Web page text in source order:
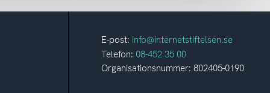
E-post: info@internetstiftelsen.se
Telefon: 08-452 35 00
Organisationsnummer: 802405-0190